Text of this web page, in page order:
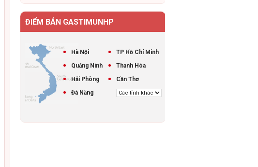
ĐIỂM BÁN GASTIMUNHP
Hà Nội
TP Hồ Chí Minh
Quảng Ninh
Thanh Hóa
Hải Phòng
Cần Thơ
Đà Nẵng